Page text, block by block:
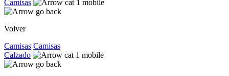
Camisas
Volver
Camisas Camisas
Calzado